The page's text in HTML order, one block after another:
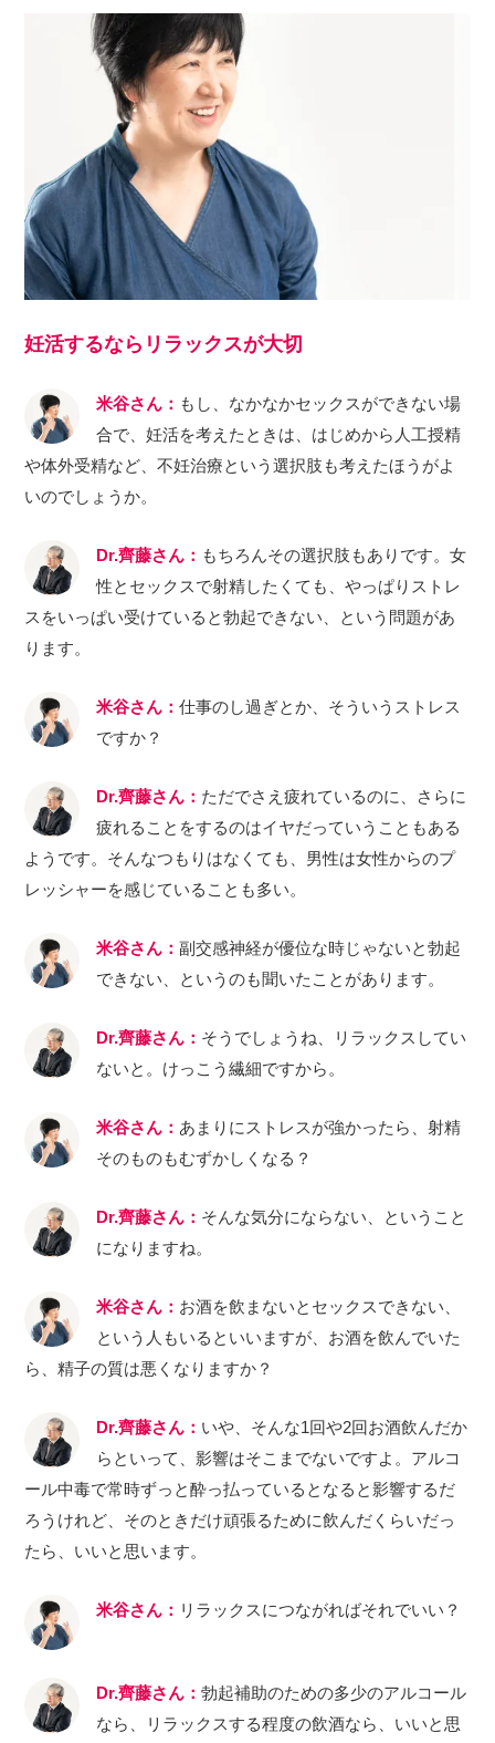
妊活するならリラックスが大切
米谷さん： もし、なかなかセックスができない場
合で、妊活を考えたときは、はじめから人工授精
や体外受精など、不妊治療という選択肢も考えたほうがよ
いのでしょうか。
Dr.齊藤さん： もちろんその選択肢もありです。女
性とセックスで射精したくても、やっぱりストレ
スをいっぱい受けていると勃起できない、という問題があ
ります。
米谷さん：仕事のし過ぎとか、そういうストレス
ですか？
Dr.齊藤さん： ただでさえ疲れているのに、さらに
疲れることをするのはイヤだっていうこともある
ようです。そんなつもりはなくても、男性は女性からのプ
レッシャーを感じていることも多い。
米谷さん：副交感神経が優位な時じゃないと勃起
できない、というのも聞いたことがあります。
Dr.齊藤さん： そうでしょうね、リラックスしてい
ないと。けっこう繊細ですから。
米谷さん： あまりにストレスが強かったら、射精
そのものもむずかしくなる？
Dr.齊藤さん： そんな気分にならない、ということ
になりますね。
米谷さん： お酒を飲まないとセックスできない、
という人もいるといいますが、お酒を飲んでいた
ら、精子の質は悪くなりますか？
Dr.齊藤さん： いや、そんな1回や2回お酒飲んだか
らといって、影響はそこまでないですよ。アルコ
ール中毒で常時ずっと酔っ払っているとなると影響するだ
ろうけれど、そのときだけ頑張るために飲んだくらいだっ
たら、いいと思います。
米谷さん： リラックスにつながればそれでいい？
Dr.齊藤さん：勃起補助のための多少のアルコール
なら、リラックスする程度の飲酒なら、いいと思